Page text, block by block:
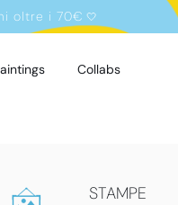
oltre i 70€ 🤍
Collabs
STAMPE